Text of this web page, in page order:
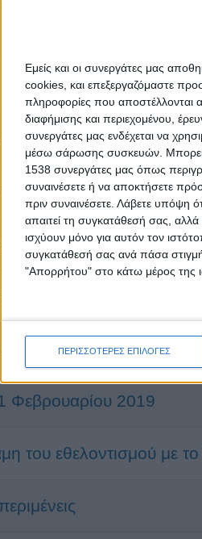
Εμείς και οι συνεργάτες μας
cookies, και επεξεργαζόμαστε
πληροφορίες που αποστέλλονται
διαφήμισης και περιεχομένου,
συνεργάτες μας ενδέχεται να
μέσω σάρωσης συσκευών.
1538 συνεργάτες μας όπως
συναινέσετε ή να αποκτήσετε
πριν συναινέσετε. Λάβετε υπόψη
απαιτεί τη συγκατάθεσή σας, αλλά
ισχύουν μόνο για αυτόν τον
συγκατάθεσή σας ανά πάσα
"Απορρήτου" στο κάτω μέρος της
ΠΕΡΙΣΣΟΤΕΡΕΣ ΕΠΙΛΟΓΕΣ
32
23
24
25
35
Φεβρουαρίου 2019
του εθελοντισμού με